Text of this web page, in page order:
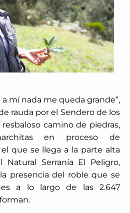
a mí nada me queda grande”,
rauda por el Sendero de los
camino de piedras,
en proceso de
que se llega a la parte alta
Natural Serranía El Peligro,
presencia del roble que se
a lo largo de las 2.647